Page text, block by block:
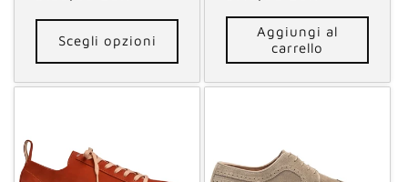
listino
Scegli opzioni
listino
Aggiungi al
carrello